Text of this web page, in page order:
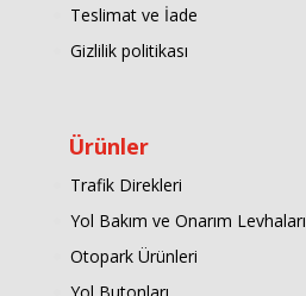
Teslimat ve İade
Gizlilik politikası
Ürünler
Trafik Direkleri
Yol Bakım ve Onarım Levhaları
Otopark Ürünleri